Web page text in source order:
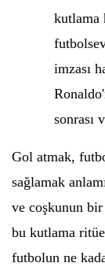
kutlama
imzası
sonrası
Gol atmak,
sağlamak
ve coşkunun bir
bu kutlama
futbolun ne